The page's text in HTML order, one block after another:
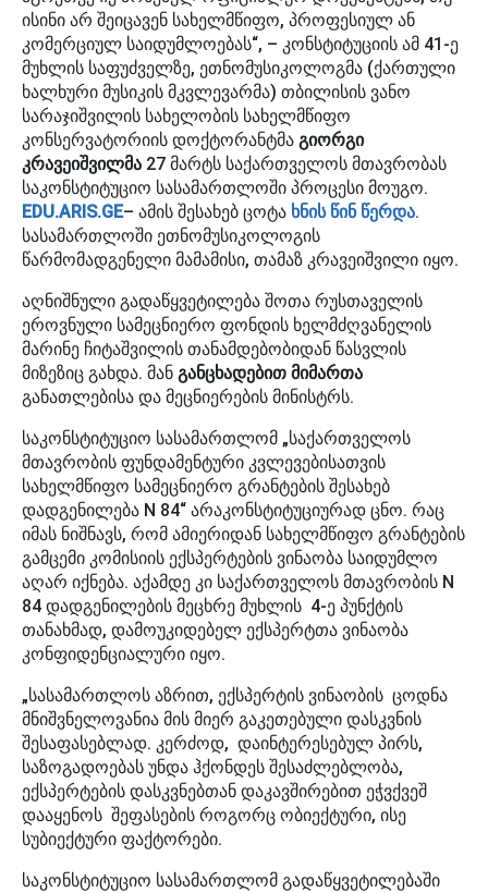
ისინი არ შეიცავენ სახელმწიფო, პროფესიულ ან
კომერციულ საიდუმლოებას“, – კონსტიტუციის ამ 41-ე
მუხლის საფუძველზე, ეთნომუსიკოლოგმა (ქართული
ხალხური მუსიკის მკვლევარმა) თბილისის ვანო
სარაჯიშვილის სახელობის სახელმწიფო
კონსერვატორიის დოქტორანტმა გიორგი
კრავეიშვილმა 27 მარტს საქართველოს მთავრობას
საკონსტიტუციო სასამართლოში პროცესი მოუგო.
EDU.ARIS.GE– ამის შესახებ ცოტა ხნის წინ წერდა.
სასამართლოში ეთნომუსიკოლოგის
წარმომადგენელი მამამისი, თამაზ კრავეიშვილი იყო.
აღნიშნული გადაწყვეტილება შოთა რუსთაველის
ეროვნული სამეცნიერო ფონდის ხელმძღვანელის
მარინე ჩიტაშვილის თანამდებობიდან წასვლის
მიზეზიც გახდა. მან განცხადებით მიმართა
განათლებისა და მეცნიერების მინისტრს.
საკონსტიტუციო სასამართლომ „საქართველოს
მთავრობის ფუნდამენტური კვლევებისათვის
სახელმწიფო სამეცნიერო გრანტების შესახებ
დადგენილება N 84“ არაკონსტიტუციურად ცნო. რაც
იმას ნიშნავს, რომ ამიერიდან სახელმწიფო გრანტების
გამცემი კომისიის ექსპერტების ვინაობა საიდუმლო
აღარ იქნება. აქამდე კი საქართველოს მთავრობის N
84 დადგენილების მეცხრე მუხლის 4-ე პუნქტის
თანახმად, დამოუკიდებელ ექსპერტთა ვინაობა
კონფიდენციალური იყო.
„სასამართლოს აზრით, ექსპერტის ვინაობის ცოდნა
მნიშვნელოვანია მის მიერ გაკეთებული დასკვნის
შესაფასებლად. კერძოდ, დაინტერესებულ პირს,
საზოგადოებას უნდა ჰქონდეს შესაძლებლობა,
ექსპერტების დასკვნებთან დაკავშირებით ეჭვქვეშ
დააყენოს შეფასების როგორც ობიექტური, ისე
სუბიექტური ფაქტორები.
საკონსტიტუციო სასამართლომ გადაწყვეტილებაში